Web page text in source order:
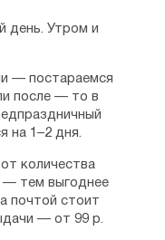
день. Утром и
— постараемся
после — то в
на 1–2 дня.
количества
— тем выгоднее
почтой стоит
— от 99 р.